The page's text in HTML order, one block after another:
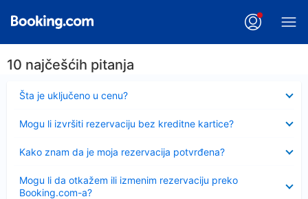
10 najčešćih pitanja
Šta je uključeno u cenu?
Sažeto
Mogu li izvršiti rezervaciju bez kreditne kartice?
Kako znam da je moja rezervacija potvrđena?
Mogu li da otkažem ili izmenim rezervaciju preko
Booking.com-a?